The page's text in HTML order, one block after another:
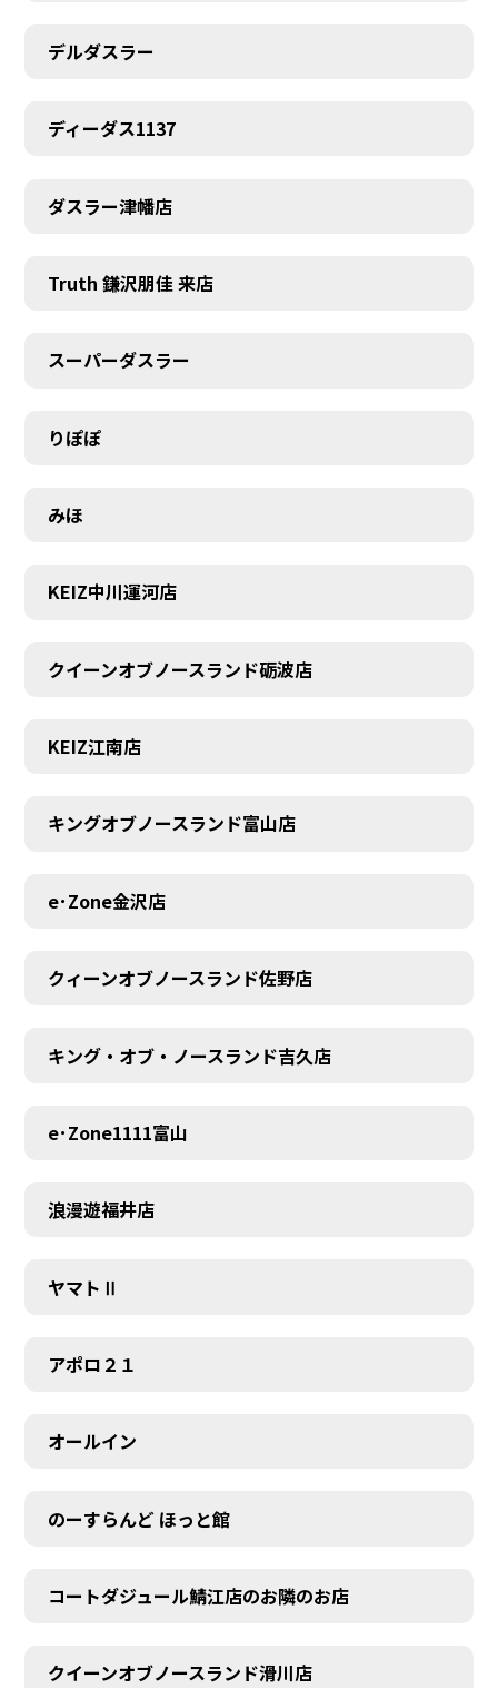
デルダスラー
ディーダス1137
ダスラー津幡店
Truth 鎌沢朋佳 来店
スーパーダスラー
りぽぽ
みほ
KEIZ中川運河店
クイーンオブノースランド砺波店
KEIZ江南店
キングオブノースランド富山店
e･Zone金沢店
クィーンオブノースランド佐野店
キング・オブ・ノースランド吉久店
e･Zone1111富山
浪漫遊福井店
ヤマトⅡ
アポロ２１
オールイン
のーすらんど ほっと館
コートダジュール鯖江店のお隣のお店
クイーンオブノースランド滑川店